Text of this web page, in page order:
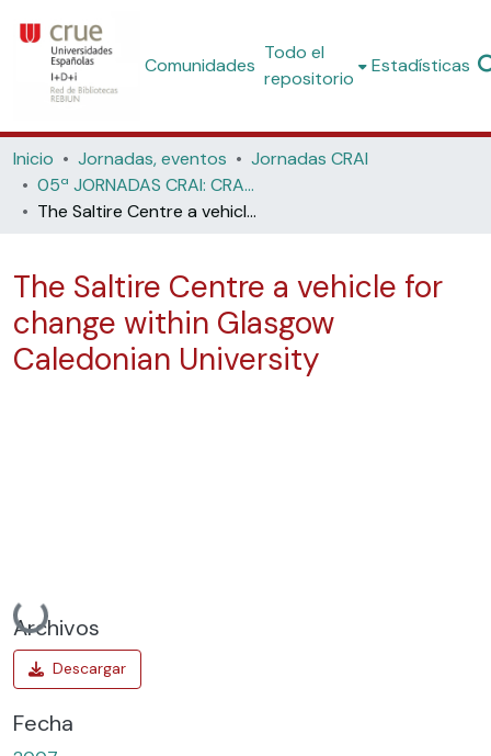
Comunidades
Todo el
repositorio
Estadísticas
Inicio Jornadas, eventos
Jornadas CRAI
05ª JORNADAS CRAI: CRAILos Recursos Humanos en los Centros de Recursos para el Aprendizaje y la Investigación. (Universidad de Almería, 2007)
The Saltire Centre a vehicle for change within Glasgow Caledonian University
The Saltire Centre a vehicle for
change within Glasgow
Caledonian University
Cargando...
Archivos
Fecha